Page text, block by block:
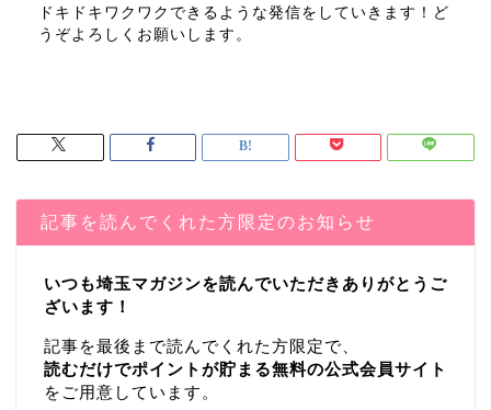
ドキドキワクワクできるような発信をしていきます！ど
うぞよろしくお願いします。
記事を読んでくれた方限定のお知らせ
いつも埼玉マガジンを読んでいただきありがとうご
ざいます！
記事を最後まで読んでくれた方限定で、
読むだけでポイントが貯まる無料の公式会員サイト
をご用意しています。